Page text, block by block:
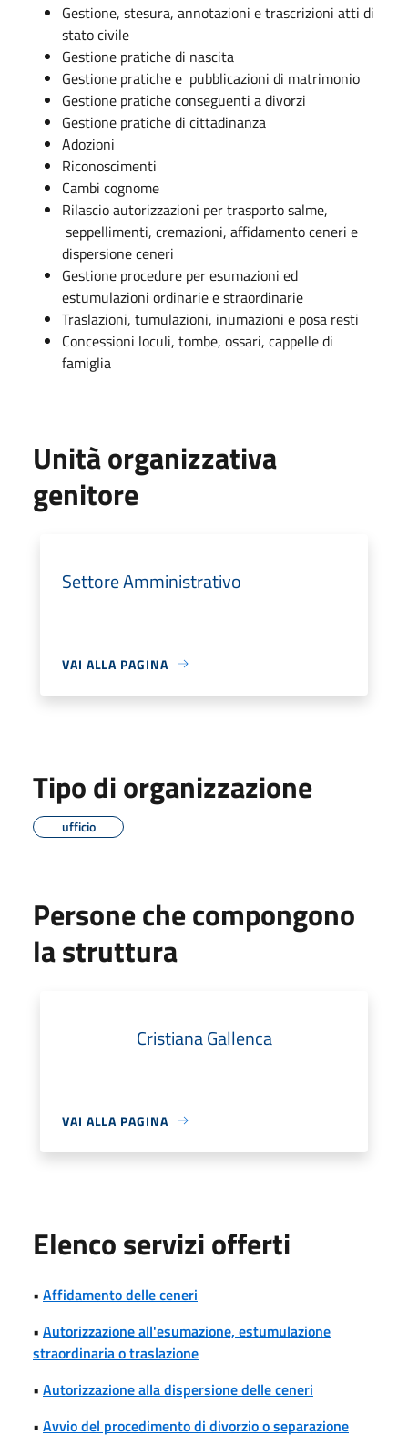
Gestione, stesura, annotazioni e trascrizioni atti di
stato civile
Gestione pratiche di nascita
Gestione pratiche e pubblicazioni di matrimonio
Gestione pratiche conseguenti a divorzi
Gestione pratiche di cittadinanza
Adozioni
Riconoscimenti
Cambi cognome
Rilascio autorizzazioni per trasporto salme,
seppellimenti, cremazioni, affidamento ceneri e
dispersione ceneri
Gestione procedure per esumazioni ed
estumulazioni ordinarie e straordinarie
Traslazioni, tumulazioni, inumazioni e posa resti
Concessioni loculi, tombe, ossari, cappelle di
famiglia
Unità organizzativa
genitore
Settore Amministrativo
VAI ALLA PAGINA
Tipo di organizzazione
ufficio
Persone che compongono
la struttura
Cristiana Gallenca
VAI ALLA PAGINA
Elenco servizi offerti
• Affidamento delle ceneri
• Autorizzazione all'esumazione, estumulazione
straordinaria o traslazione
• Autorizzazione alla dispersione delle ceneri
• Avvio del procedimento di divorzio o separazione